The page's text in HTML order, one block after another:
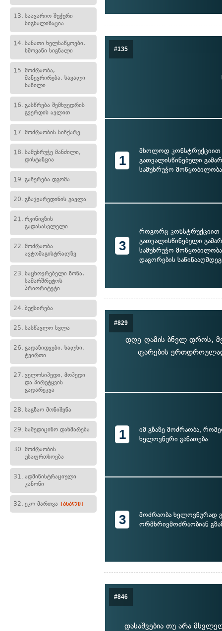
13. საავარიო შუქური
სიგნალიზაცია
14. სანათი ხელსაწყოები,
ხმოვანი სიგნალი
15. მოძრაობა,
მანევრირება, სავალი
ნაწილი
16. გასწრება შემხვედრის
გვერდის ავლით
17. მოძრაობის სიჩქარე
18. სამუხრუჭე მანძილი,
დისტანცია
19. გაჩერება დგომა
20. გზაჯვარედინის გავლა
21. რკინიგზის
გადასასვლელი
22. მოძრაობა
ავტომაგისტრალზე
23. საცხოვრებელი ზონა,
სამარშრუტოს
პრიორიტეტი
24. ბუქსირება
25. სასწავლო სვლა
26. გადაზიდვები, ხალხი,
ტვირთი
27. ველოსიპედი, მოპედი
და პირუტყვის
გადარეკვა
28. საგზაო მონიშვნა
29. სამედიცინო დახმარება
30. მოძრაობის
უსაფრთხოება
31. ადმინისტრაციული
კანონი
32. ეკო-მართვა [ახალი]
#135
1
მხოლოდ კონსტრუქციით
გათვალისწინებული
სამუხრუჭო მოწყობილობა
3
როგორც კონსტრუქციით
გათვალისწინებული
სამუხრუჭო
დაგორების
#829
დღე-ღამის ბნელ დროს,
ფარების
1
იმ გზაზე მოძრაობა,
ხელოვნური განათება
3
მოძრაობა ხელოვნურად
ორმხრივმოძრაობიან
#846
დასაშვებია თუ არა